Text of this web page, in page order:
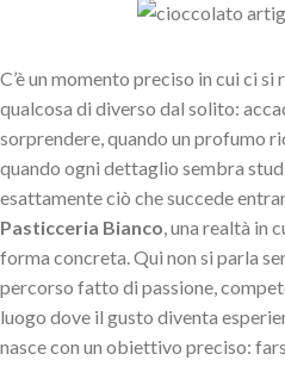
C’è un momento preciso in cui ci
qualcosa di diverso dal solito:
sorprendere, quando un profumo
quando ogni dettaglio sembra
esattamente ciò che succede
Pasticceria Bianco, una realtà in
forma concreta. Qui non si parla
percorso fatto di passione,
luogo dove il gusto diventa
nasce con un obiettivo preciso: